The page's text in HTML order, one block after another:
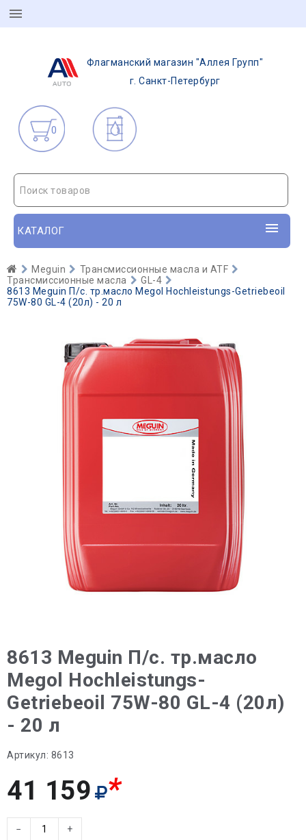
Флагманский магазин "Аллея Групп"
г. Санкт-Петербург
0
Поиск товаров
КАТАЛОГ
Meguin
Трансмиссионные масла и ATF
Трансмиссионные масла
GL-4
8613 Meguin П/с. тр.масло Megol Hochleistungs-Getriebeoil
75W-80 GL-4 (20л) - 20 л
8613 Meguin П/с. тр.масло
Megol Hochleistungs-
Getriebeoil 75W-80 GL-4 (20л)
- 20 л
Артикул: 8613
41 159 *
− +